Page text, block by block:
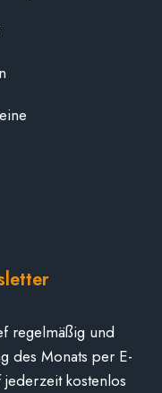
regelmäßig und
des Monats per E-
kostenlos